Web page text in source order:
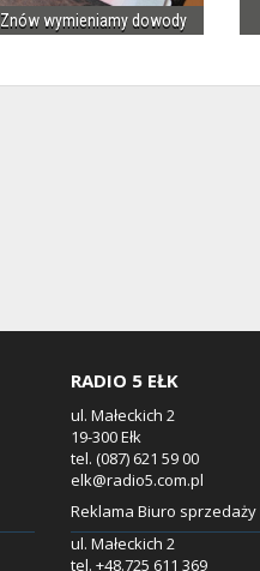
Znów wymieniamy dowody
RADIO 5 EŁK
ul. Małeckich 2
19-300 Ełk
tel. (087) 621 59 00
elk@radio5.com.pl
Reklama Biuro sprzedaży
ul. Małeckich 2
tel. +48.725 611 369